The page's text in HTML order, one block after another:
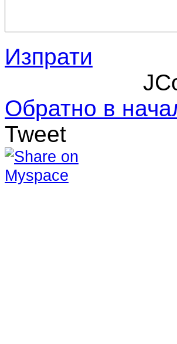
Изпрати
Обратно в
Tweet